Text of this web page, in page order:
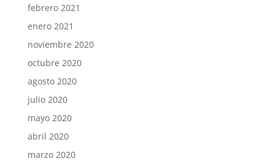
febrero 2021
enero 2021
noviembre 2020
octubre 2020
agosto 2020
julio 2020
mayo 2020
abril 2020
marzo 2020